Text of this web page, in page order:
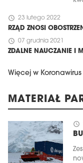
schedule 23 lutego 2022
RZĄD ZNOSI
schedule 07 grudnia 2021
ZDALNE NAUCZANIE I
Więcej w Koronawirus
MATERIAŁ
schedule